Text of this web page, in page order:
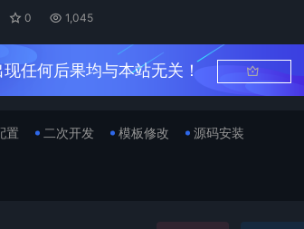
0 1,045
任何后果均与本站无关！
置 二次开发 模板修改 源码安装